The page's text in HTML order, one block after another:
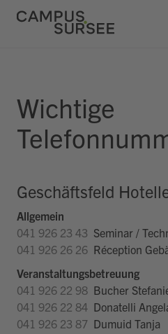
Wichtige
Geschäftsfeld
Allgemein
041 926 23 43 Seminar /
041 926 26 26 Réception
Veranstaltungsbetreuung
041 926 22 98 Bucher
041 926 22 84 Donatelli
041 926 23 87 Dumuid Tanja